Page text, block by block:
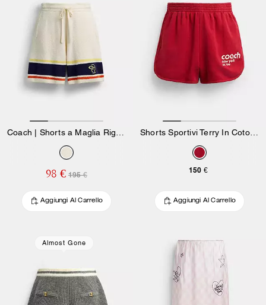
98 € 195 €
Aggiungi Al Carrello
Shorts Sportivi Terry In Cotone Organico
150 €
Aggiungi Al Carrello
Almost Gone